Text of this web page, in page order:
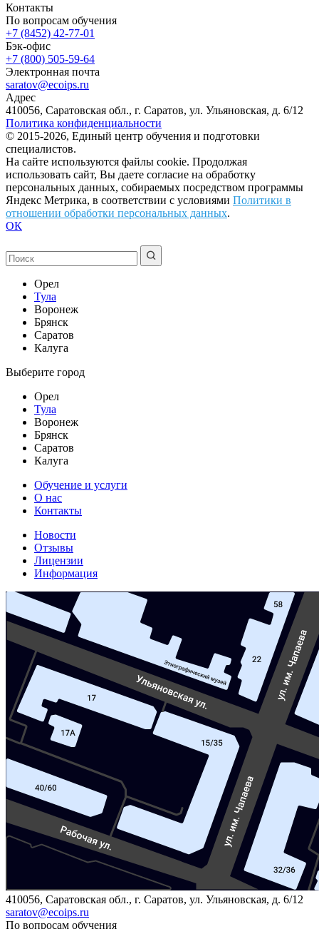
Контакты
По вопросам обучения
+7 (8452) 42-77-01
Бэк-офис
+7 (800) 505-59-64
Электронная почта
saratov@ecoips.ru
Адрес
410056, Саратовская обл., г. Саратов, ул. Ульяновская, д. 6/12
Политика конфиденциальности
© 2015-2026, Единый центр обучения и подготовки
специалистов.
На сайте используются файлы cookie. Продолжая
использовать сайт, Вы даете согласие на обработку
персональных данных, собираемых посредством программы
Яндекс Метрика, в соответствии с условиями Политики в
отношении обработки персональных данных.
ОК
Орел
Тула
Воронеж
Брянск
Саратов
Калуга
Выберите город
Орел
Тула
Воронеж
Брянск
Саратов
Калуга
Обучение и услуги
О нас
Контакты
Новости
Отзывы
Лицензии
Информация
410056, Саратовская обл., г. Саратов, ул. Ульяновская, д. 6/12
saratov@ecoips.ru
По вопросам обучения